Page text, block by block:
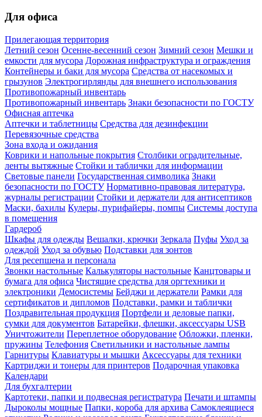
Для офиса
Прилегающая территория
Летний сезон Осенне-весенний сезон Зимний сезон Мешки и
емкости для мусора Дорожная инфраструктура и ограждения
Контейнеры и баки для мусора Средства от насекомых и
грызунов Электрогирлянды для внешнего использования
Противопожарный инвентарь
Противопожарный инвентарь Знаки безопасности по ГОСТУ
Офисная аптечка
Аптечки и таблетницы Средства для дезинфекции
Перевязочные средства
Зона входа и ожидания
Коврики и напольные покрытия Столбики оградительные,
ленты вытяжные Стойки и таблички для информации
Световые панели Государственная символика Знаки
безопасности по ГОСТУ Нормативно-правовая литература,
журналы регистрации Стойки и держатели для антисептиков
Маски, бахилы Кулеры, пурифайеры, помпы Системы доступа
в помещения
Гардероб
Шкафы для одежды Вешалки, крючки Зеркала Пуфы Уход за
одеждой Уход за обувью Подставки для зонтов
Для ресепшена и персонала
Звонки настольные Калькуляторы настольные Канцтовары и
бумага для офиса Чистящие средства для оргтехники и
электроники Демосистемы Бейджи и держатели Рамки для
сертификатов и дипломов Подставки, рамки и таблички
Поздравительная продукция Портфели и деловые папки,
сумки для документов Батарейки, флешки, аксессуары USB
Уничтожители Переплетное оборудование Обложки, пленки,
пружины Телефония Светильники и настольные лампы
Гарнитуры Клавиатуры и мышки Аксессуары для техники
Картриджи и тонеры для принтеров Подарочная упаковка
Календари
Для бухгалтерии
Картотеки, папки и подвесная регистратура Печати и штампы
Дыроколы мощные Папки, короба для архива Самоклеящиеся